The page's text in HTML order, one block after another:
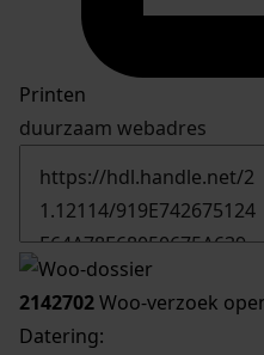
Printen
duurzaam webadres
2142702Woo-verzoek
Datering: